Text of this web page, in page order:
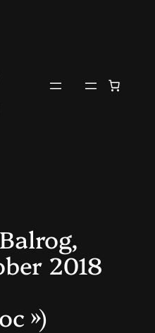
2018
»)